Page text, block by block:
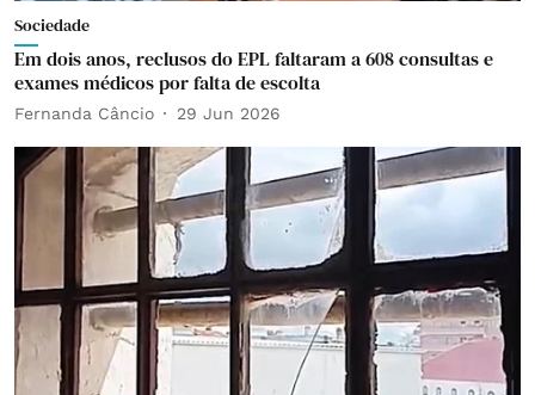
Sociedade
Em dois anos, reclusos do EPL faltaram a 608 consultas e
exames médicos por falta de escolta
Fernanda Câncio 29 Jun 2026